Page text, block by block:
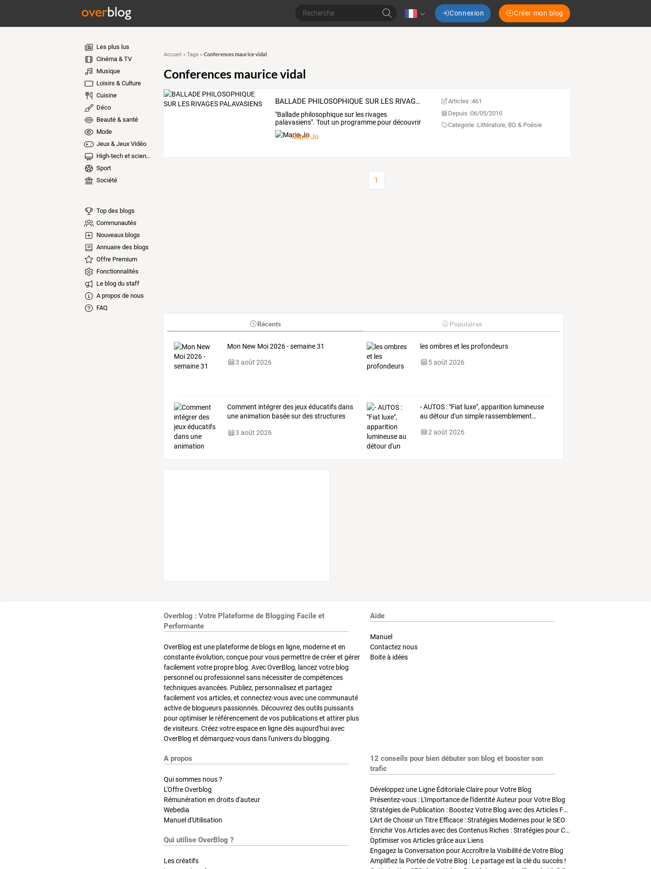
Connexion Créer mon blog
Les plus lus
Cinéma & TV
Musique
Loisirs & Culture
Cuisine
Déco
Beauté & santé
Mode
Jeux & Jeux Vidéo
High-tech et sciences
Sport
Société
Top des blogs
Communautés
Nouveaux blogs
Annuaire des blogs
Offre Premium
Fonctionnalités
Le blog du staff
A propos de nous
FAQ
Accueil » Tags » Conferences maurice vidal
Conferences maurice vidal
BALLADE PHILOSOPHIQUE SUR LES RIVAGES PALAVASIENS
"Ballade philosophiquesur les rivages
palavasiens". Tout un programme pourdécouvrir
ou
Marie-Jo
Articles :461
Depuis :06/05/2010
Categorie :Littérature, BD & Poésie
1
Récents Populaires
Mon New Moi 2026 - semaine 31
3 août 2026
les ombres et les profondeurs
5 août 2026
Comment intégrer des jeux éducatifs dans
une animation basée sur des structures
3 août 2026
- AUTOS : "Fiat luxe", apparition lumineuse
au détour d'un simple rassemblement…
2 août 2026
Overblog : Votre Plateforme de Blogging Facile et
Performante
OverBlog est une plateforme de blogs en ligne, moderne et en
constante évolution, conçue pour vous permettre de créer et gérer
facilement votre propre blog. Avec OverBlog, lancez votre blog
personnel ou professionnel sans nécessiter de compétences
techniques avancées. Publiez, personnalisez et partagez
facilement vos articles, et connectez-vous avec une communauté
active de blogueurs passionnés. Découvrez des outils puissants
pour optimiser le référencement de vos publications et attirer plus
de visiteurs. Créez votre espace en ligne dès aujourd'hui avec
OverBlog et démarquez-vous dans l'univers du blogging.
Aide
Manuel
Contactez nous
Boite à idées
A propos
Qui sommes nous ?
L'Offre Overblog
Rémunération en droits d'auteur
Webedia
Manuel d'Utilisation
Qui utilise OverBlog ?
Les créatifs
12 conseils pour bien débuter son blog et booster son
trafic
Développez une Ligne Éditoriale Claire pour Votre Blog
Présentez-vous : L'Importance de l'Identité Auteur pour Votre Blog
Stratégies de Publication : Boostez Votre Blog avec des Articles Fréquents et Exclusifs
L'Art de Choisir un Titre Efficace : Stratégies Modernes pour le SEO
Enrichir Vos Articles avec des Contenus Riches : Stratégies pour Captiver et Optimiser
Optimiser vos Articles grâce aux Liens
Engagez la Conversation pour Accroître la Visibilité de Votre Blog
Amplifiez la Portée de Votre Blog : Le partage est la clé du succès !